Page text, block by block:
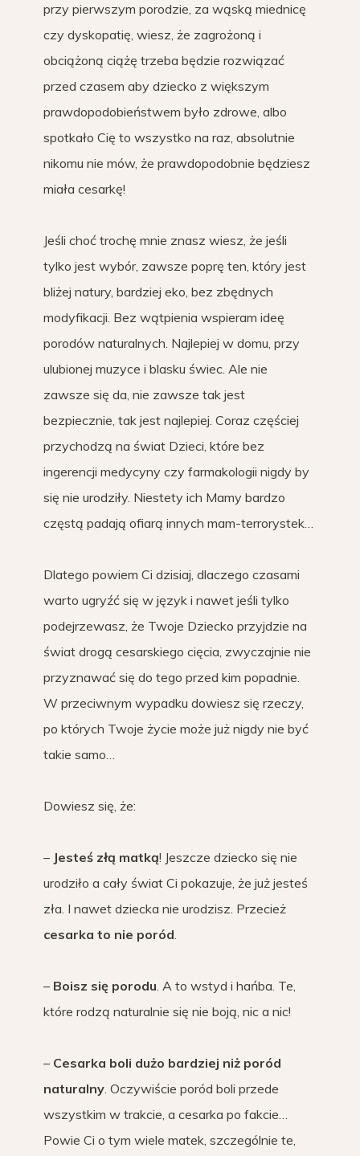
przy pierwszym porodzie, za wąską miednicę
czy dyskopatię, wiesz, że zagrożoną i
obciążoną ciążę trzeba będzie rozwiązać
przed czasem aby dziecko z większym
prawdopodobieństwem było zdrowe, albo
spotkało Cię to wszystko na raz, absolutnie
nikomu nie mów, że prawdopodobnie będziesz
miała cesarkę!
Jeśli choć trochę mnie znasz wiesz, że jeśli
tylko jest wybór, zawsze poprę ten, który jest
bliżej natury, bardziej eko, bez zbędnych
modyfikacji. Bez wątpienia wspieram ideę
porodów naturalnych. Najlepiej w domu, przy
ulubionej muzyce i blasku świec. Ale nie
zawsze się da, nie zawsze tak jest
bezpiecznie, tak jest najlepiej. Coraz częściej
przychodzą na świat Dzieci, które bez
ingerencji medycyny czy farmakologii nigdy by
się nie urodziły. Niestety ich Mamy bardzo
częstą padają ofiarą innych mam-terrorystek…
Dlatego powiem Ci dzisiaj, dlaczego czasami
warto ugryźć się w język i nawet jeśli tylko
podejrzewasz, że Twoje Dziecko przyjdzie na
świat drogą cesarskiego cięcia, zwyczajnie nie
przyznawać się do tego przed kim popadnie.
W przeciwnym wypadku dowiesz się rzeczy,
po których Twoje życie może już nigdy nie być
takie samo…
Dowiesz się, że:
– Jesteś złą matką! Jeszcze dziecko się nie
urodziło a cały świat Ci pokazuje, że już jesteś
zła. I nawet dziecka nie urodzisz. Przecież
cesarka to nie poród.
– Boisz się porodu. A to wstyd i hańba. Te,
które rodzą naturalnie się nie boją, nic a nic!
– Cesarka boli dużo bardziej niż poród
naturalny. Oczywiście poród boli przede
wszystkim w trakcie, a cesarka po fakcie…
Powie Ci o tym wiele matek, szczególnie te,